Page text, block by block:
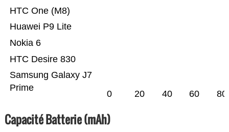
Samsung Galaxy J7
Prime
HTC Desire 830
Nokia 6
Huawei P9 Lite
HTC One (M8)
0 20 40 60 80
Capacité Batterie (mAh)